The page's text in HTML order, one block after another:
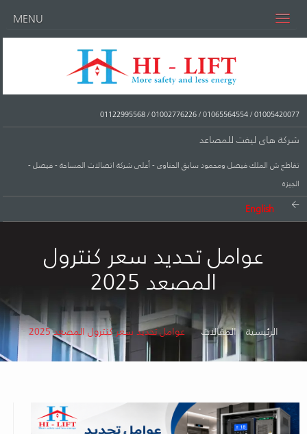
MENU
01005420077
/
01065564554
/
01002776226
/
01122995568
شركة هاى ليفت للمصاعد
تقاطع ش الملك فيصل ومحمود سابق الحناوى - أعلى شركة اتصالات المساحة - فيصل -
الجيزة
English
عوامل تحديد سعر كنترول
المصعد 2025
الرئيسية المقالات عوامل تحديد سعر كنترول المصعد 2025